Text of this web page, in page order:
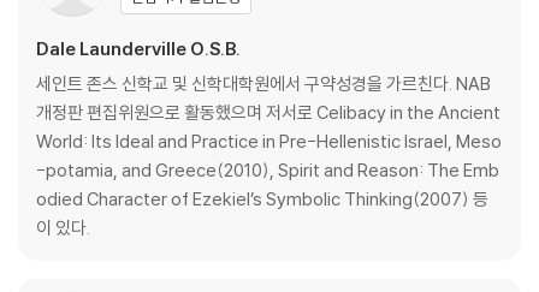
거룩한 공간의 유지 1,1-6,27 _051
열두 지파의 인구조사와 배치 1,1-2,34 _053
레위인들의 인구조사와 배치 3,1-4,49 _056
진영 밖에서 삶과 죽음의 현실을 조정함 5,1-6,27 _059
시나이를 떠나기 전에 성막 봉헌을 마침 7,1-10,10 _064
열두 지파가 성막과 제단에 예물을 봉헌함 7,1-89 _065
등잔대 8,1-4 _067
레위인들의 봉헌식 8,5-26 _067
Dale Launderville O.S.B.
세인트 존스 신학교 및 신학대학원에서 구약성경을 가르친다. NAB
개정판 편집위원으로 활동했으며 저서로 Celibacy in the Ancient
World: Its Ideal and Practice in Pre-Hellenistic Israel, Meso
-potamia, and Greece(2010), Spirit and Reason: The Emb
odied Character of Ezekiel’s Symbolic Thinking(2007) 등
이 있다.